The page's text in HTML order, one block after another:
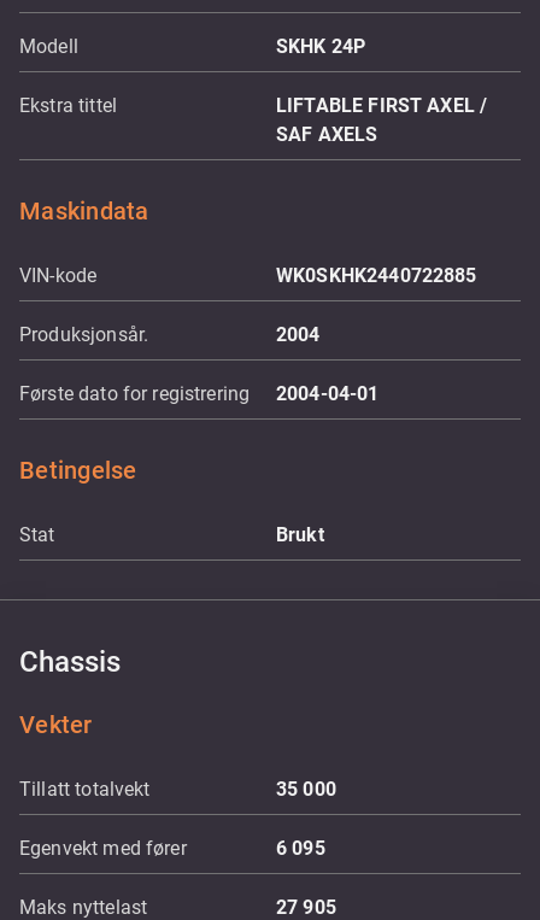
Modell SKHK 24P
Ekstra tittel
LIFTABLE FIRST AXEL /
SAF AXELS
Maskindata
VIN-kode WK0SKHK2440722885
Produksjonsår. 2004
Første dato for registrering 2004-04-01
Betingelse
Stat Brukt
Chassis
Vekter
Tillatt totalvekt 35 000
Egenvekt med fører 6 095
Maks nyttelast 27 905